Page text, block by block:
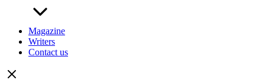
Magazine
Writers
Contact us